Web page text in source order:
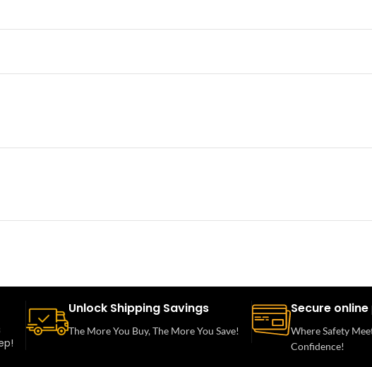
Unlock Shipping Savings
The More You Buy, The More You Save!
Secure
Where Safety
Confidence!